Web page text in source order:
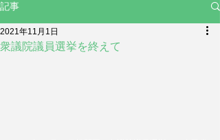
記事
衆議院議員選挙を終えて
2021年11月1日